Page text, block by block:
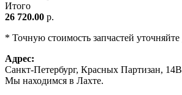
Итого
26 720.00 р.
* Точную стоимость запчастей
Адрес:
Санкт-Петербург, Красных Партизан, 14В
Мы находимся в Лахте.